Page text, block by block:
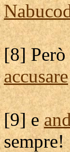
[8]
accusare
[9] e
sempre!